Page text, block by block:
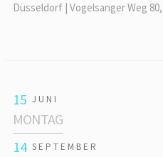
Düsseldorf | Vogelsanger Weg
15 JUNI
MONTAG
14 SEPTEMBER